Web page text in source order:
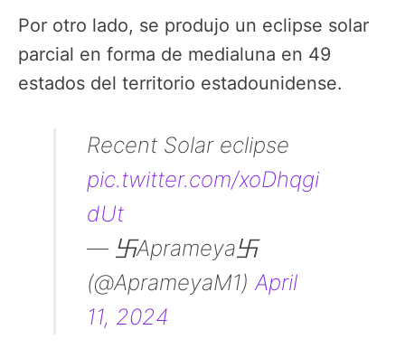
Por otro lado, se produjo un eclipse solar
parcial en forma de medialuna en 49
estados del territorio estadounidense.
Recent Solar eclipse
pic.twitter.com/xoDhqgi
dUt
— 卐Aprameya卐
(@AprameyaM1)April
11, 2024